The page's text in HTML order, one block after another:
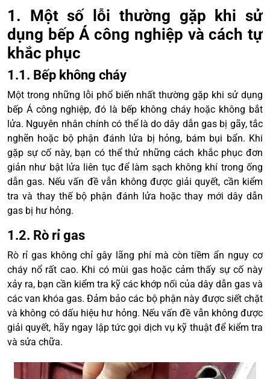
1. Một số lỗi thường gặp khi sử
dụng bếp Á công nghiệp và cách tự
khắc phục
1.1. Bếp không cháy
Một trong những lỗi phổ biến nhất thường gặp khi sử dụng
bếp Á công nghiệp, đó là bếp không cháy hoặc không bắt
lửa. Nguyên nhân chính có thể là do dây dẫn gas bị gãy, tắc
nghẽn hoặc bộ phận đánh lửa bị hỏng, bám bụi bẩn. Khi
gặp sự cố này, bạn có thể thử những cách khắc phục đơn
giản như bật lửa liên tục để làm sạch không khí trong ống
dẫn gas. Nếu vấn đề vẫn không được giải quyết, cần kiểm
tra và thay thế bộ phận đánh lửa hoặc thay mới dây dẫn
gas bị hư hỏng.
1.2. Rò rỉ gas
Rò rỉ gas không chỉ gây lãng phí mà còn tiềm ẩn nguy cơ
cháy nổ rất cao. Khi có mùi gas hoặc cảm thấy sự cố này
xảy ra, bạn cần kiểm tra kỹ các khớp nối của dây dẫn gas và
các van khóa gas. Đảm bảo các bộ phận này được siết chặt
và không có dấu hiệu hư hỏng. Nếu vấn đề vẫn không được
giải quyết, hãy ngay lập tức gọi dịch vụ kỹ thuật để kiểm tra
và sửa chữa.